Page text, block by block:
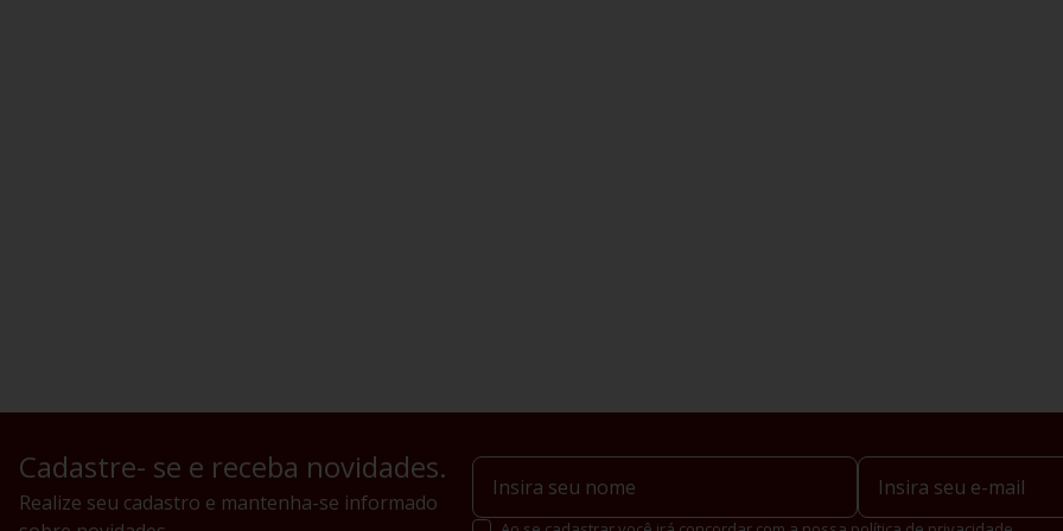
Cadastre- se e receba novidades.
Realize seu cadastro e mantenha-se informado